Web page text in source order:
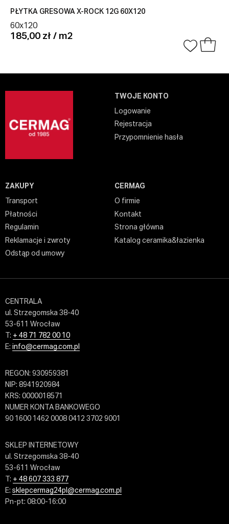
PŁYTKA GRESOWA X-ROCK 12G 60X120
60x120
185,00 zł / m2
TWOJE KONTO
Logowanie
Rejestracja
Przypomnienie hasła
ZAKUPY
Transport
Płatności
Regulamin
Reklamacje i zwroty
Odstąp od umowy
CERMAG
O firmie
Kontakt
Strona główna
Katalog ceramika&łazienka
CENTRALA
ul. Strzegomska 38-40
53-611 Wrocław
T: + 48 71 782 00 10
E: info@cermag.com.pl
REGON: 930959381
NIP: 8941920984
KRS: 0000018571
NUMER KONTA BANKOWEGO
90 1600 1462 0008 0412 3702 9001
SKLEP INTERNETOWY
ul. Strzegomska 38-40
53-611 Wrocław
T: + 48 607 333 877
E: sklepcermag24pl@cermag.com.pl
Pn-pt: 08:00-16:00